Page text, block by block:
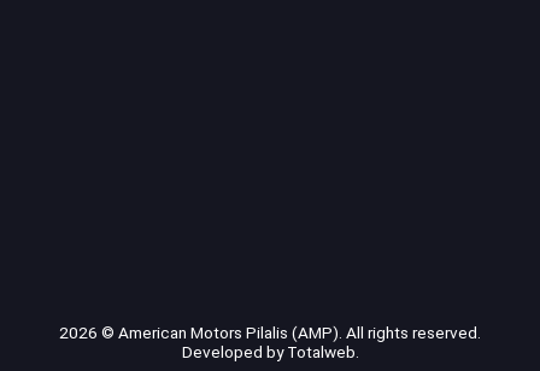
2026 © American Motors Pilalis (AMP). All rights reserved.
Developed byTotalweb